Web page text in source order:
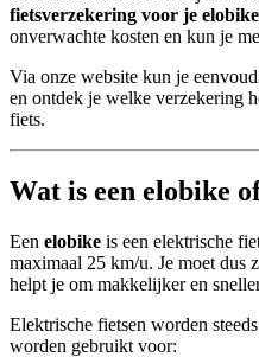
fietsverzekering voor je elobike
onverwachte kosten en kun je
Via onze website kun je
en ontdek je welke verzekering
fiets.
Wat is een elobike
Een elobike is een elektrische
maximaal 25 km/u. Je moet dus
helpt je om makkelijker en
Elektrische fietsen worden
worden gebruikt voor: